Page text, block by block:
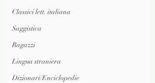
Classici lett. italiana
Saggistica
Ragazzi
Lingua straniera
Dizionari/Enciclopedie